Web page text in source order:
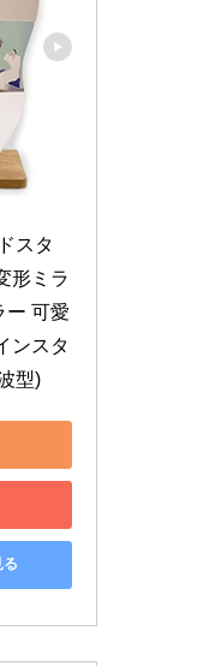
スタ
形ミラ
ー 可愛
ンスタ
型)